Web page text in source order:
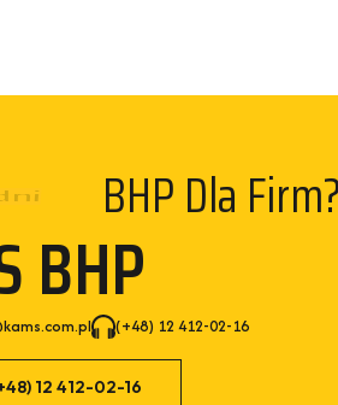
BHP Dla Firm?
BHP
(+48) 12 412-02-16
12 412-02-16